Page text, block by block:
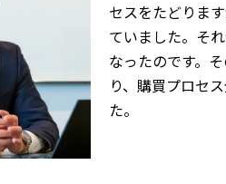
セスをたどりま
ていました。そ
なったのです。
り、購買プロセ
た。